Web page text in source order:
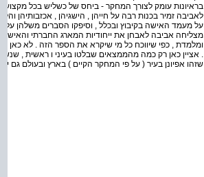
בראיונות עומק לצורך המחקר - ביחס של כשליש בכל מקצוע
לאביבה זמיר בכנות רבה על חייהן , הישגיהן , אכזבותיהן
על מעמד האישה בקיבוץ ובכלל , וסיפקו הסברים משלהן על
מצליחה אביבה לאבחן את ייחודיות המארג החברתי והאישי
ומלמדת , כפי שיווכח כל מי שיקרא את הספר הזה . לא
. אציין כאן רק כמה מהממצאים שבלטו בעיני ו ראשית ,
שזהו אפיונן בעיר ( על פי המחקר הקיים ) בארץ ובעולם גם